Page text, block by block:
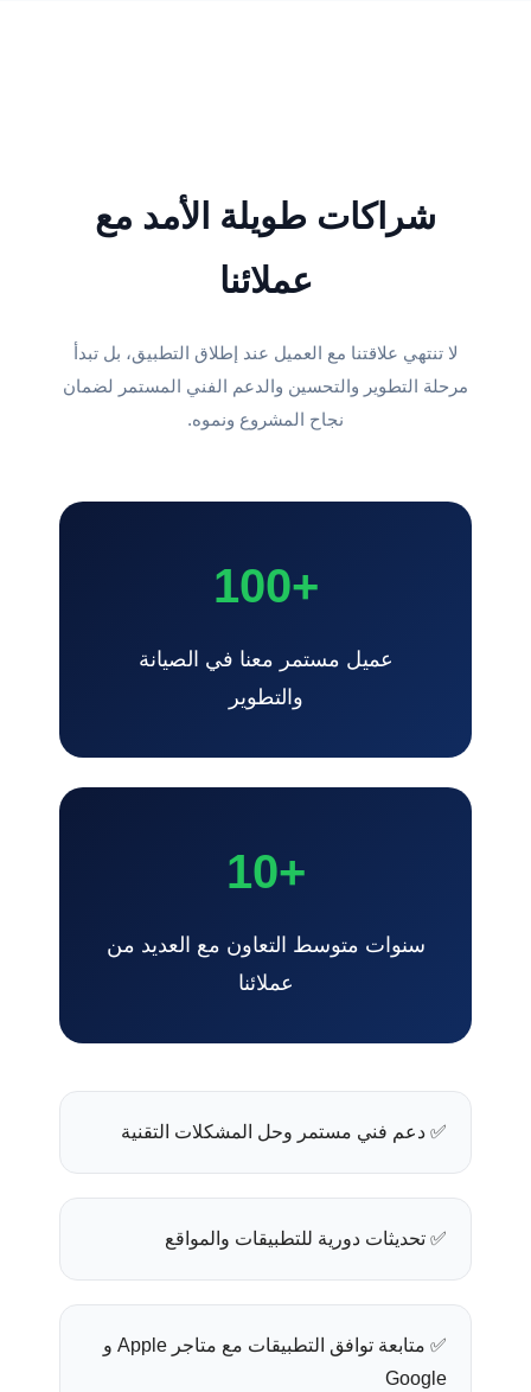
شراكات طويلة الأمد مع
عملائنا
لا تنتهي علاقتنا مع العميل عند إطلاق التطبيق، بل تبدأ
مرحلة التطوير والتحسين والدعم الفني المستمر لضمان
نجاح المشروع ونموه.
+100
عميل مستمر معنا في الصيانة
والتطوير
+10
سنوات متوسط التعاون مع العديد من
عملائنا
✅ دعم فني مستمر وحل المشكلات التقنية
✅ تحديثات دورية للتطبيقات والمواقع
✅ متابعة توافق التطبيقات مع متاجر Apple و
Google